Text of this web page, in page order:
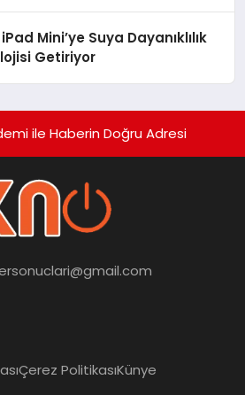
Mini’ye Suya Dayanıklılık
Getiriyor
ile Haberin Doğru Adresi
Çerez PolitikasıKünye